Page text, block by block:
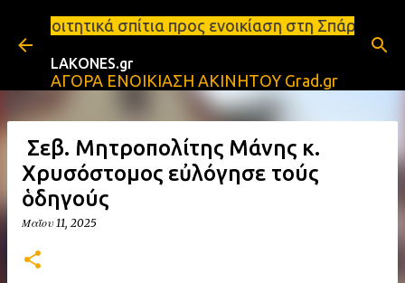
Μετάβαση στο κύριο περιεχόμενο
προς ενοικίαση στη Σπάρτη Ενοικιάσεις
LAKONES.gr
ΑΓΟΡΑ ΕΝΟΙΚΙΑΣΗ ΑΚΙΝΗΤΟΥ Grad.gr
Ὁ Σεβ. Μητροπολίτης Μάνης κ.
Χρυσόστομος εὐλόγησε τούς
ὁδηγούς
Μαΐου 11, 2025